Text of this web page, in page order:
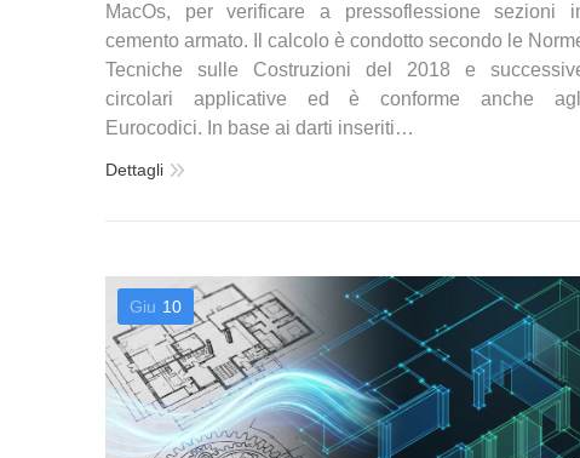
MacOs, per verificare a pressoflessione sezioni
cemento armato. Il calcolo è condotto secondo le
Tecniche sulle Costruzioni del 2018 e
circolari applicative ed è conforme anche
Eurocodici. In base ai darti inseriti…
Dettagli
Giu 10